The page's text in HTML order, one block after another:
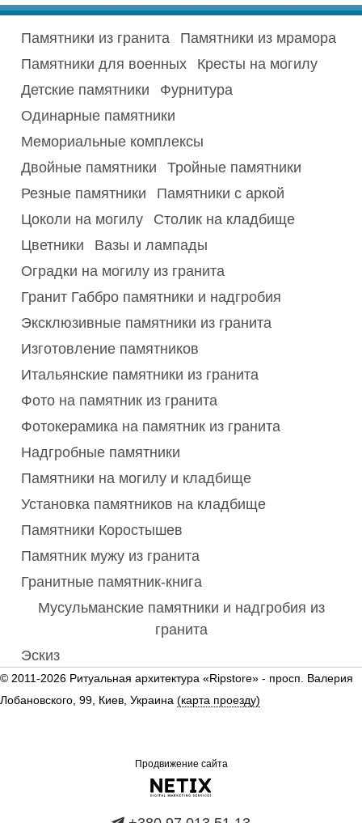
Памятники из гранита
Памятники из мрамора
Памятники для военных
Кресты на могилу
Детские памятники
Фурнитура
Одинарные памятники
Мемориальные комплексы
Двойные памятники
Тройные памятники
Резные памятники
Памятники с аркой
Цоколи на могилу
Столик на кладбище
Цветники
Вазы и лампады
Оградки на могилу из гранита
Гранит Габбро памятники и надгробия
Эксклюзивные памятники из гранита
Изготовление памятников
Итальянские памятники из гранита
Фото на памятник из гранита
Фотокерамика на памятник из гранита
Надгробные памятники
Памятники на могилу и кладбище
Установка памятников на кладбище
Памятники Коростышев
Памятник мужу из гранита
Гранитные памятник-книга
Мусульманские памятники и надгробия из
гранита
Эскиз
© 2011-2026 Ритуальная архитектура «Ripstore» - просп. Валерия
Лобановского, 99, Киев, Украина (карта проезду)
Продвижение сайта